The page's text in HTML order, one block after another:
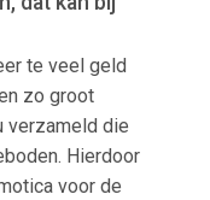
te veel geld
zo groot
verzameld die
Hierdoor
voor de